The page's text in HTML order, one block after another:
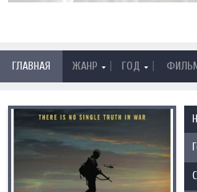
ГЛАВНАЯ ЖАНР | ГОД |